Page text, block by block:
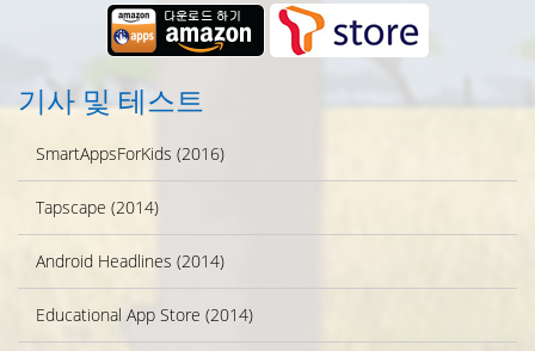
기사 및 테스트
SmartAppsForKids (2016)
Tapscape (2014)
Android Headlines (2014)
Educational App Store (2014)